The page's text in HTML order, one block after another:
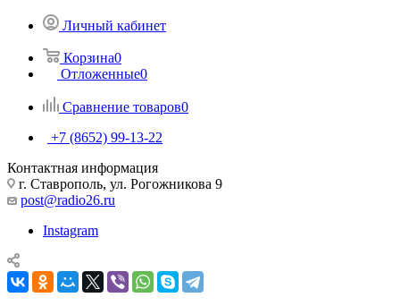
Личный кабинет
Корзина0
Отложенные0
Сравнение товаров0
+7 (8652) 99-13-22
Контактная информация
г. Ставрополь, ул. Рогожникова 9
post@radio26.ru
Instagram